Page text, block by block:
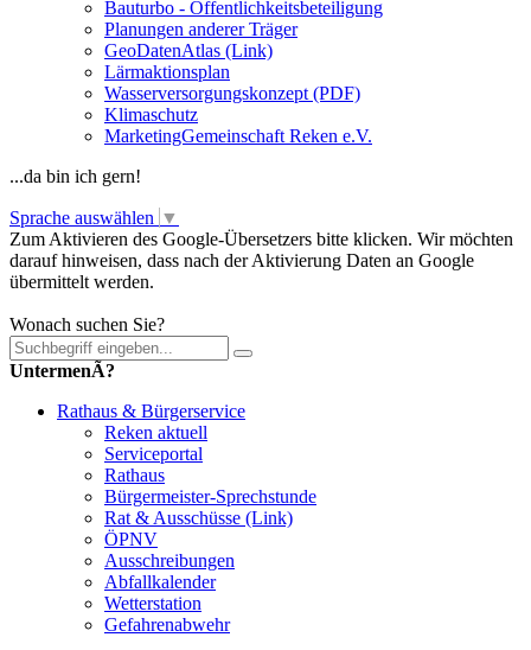
Bauturbo - Öffentlichkeitsbeteiligung
Planungen anderer Träger
GeoDatenAtlas (Link)
Lärmaktionsplan
Wasserversorgungskonzept (PDF)
Klimaschutz
MarketingGemeinschaft Reken e.V.
...da bin ich gern!
Sprache auswählen ▼
Zum Aktivieren des Google-Übersetzers bitte klicken. Wir möchten
darauf hinweisen, dass nach der Aktivierung Daten an Google
übermittelt werden.
Wonach suchen Sie?
UntermenÃ?
Rathaus & Bürgerservice
Reken aktuell
Serviceportal
Rathaus
Bürgermeister-Sprechstunde
Rat & Ausschüsse (Link)
ÖPNV
Ausschreibungen
Abfallkalender
Wetterstation
Gefahrenabwehr